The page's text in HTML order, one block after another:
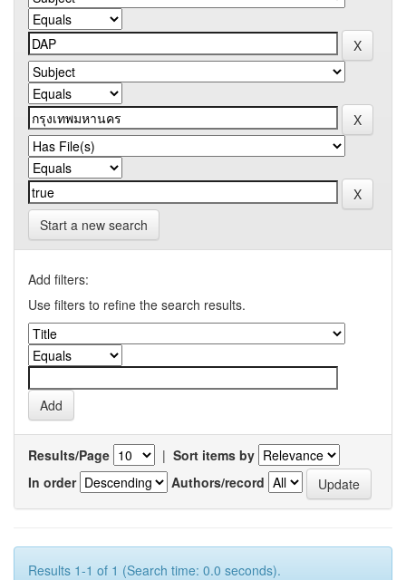
Start a new search
Add filters:
Use filters to refine the search results.
Results/Page | Sort items by
In order
Authors/record
Results 1-1 of 1 (Search time: 0.0 seconds).